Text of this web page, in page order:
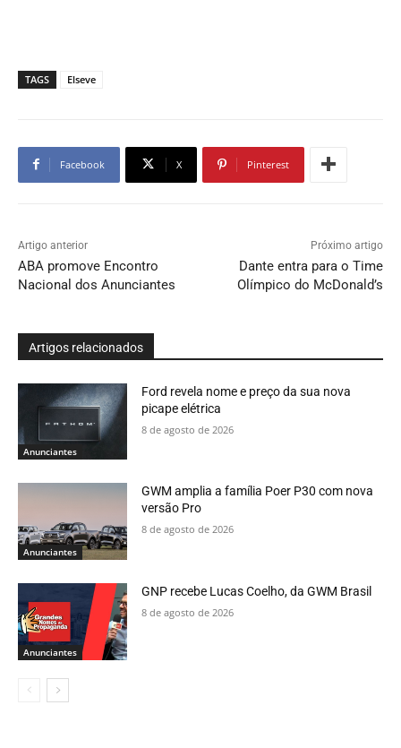
TAGS Elseve
Facebook X Pinterest
Artigo anterior
ABA promove Encontro
Nacional dos Anunciantes
Próximo artigo
Dante entra para o Time
Olímpico do McDonald’s
Artigos relacionados
Anunciantes
Ford revela nome e preço da sua nova
picape elétrica
8 de agosto de 2026
Anunciantes
GWM amplia a família Poer P30 com nova
versão Pro
8 de agosto de 2026
Anunciantes
GNP recebe Lucas Coelho, da GWM Brasil
8 de agosto de 2026